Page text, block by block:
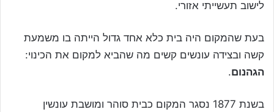
לישוב תעשייתי אזורי.
בעת שהמקום היה בית כלא אחד גדול הייתה בו משמעת
קשה ובצידה עונשים קשים מה שהביא למקום את הכינוי:
הגהנום.
בשנת 1877 נסגר המקום כבית סוהר ומושבת עונשין